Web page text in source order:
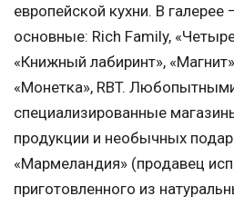
европейской кухни. В
основные: Rich Family,
«Книжный лабиринт»,
«Монетка», RBT.
специализированные
продукции и необычных
«Мармеландия» (продавец
приготовленного из